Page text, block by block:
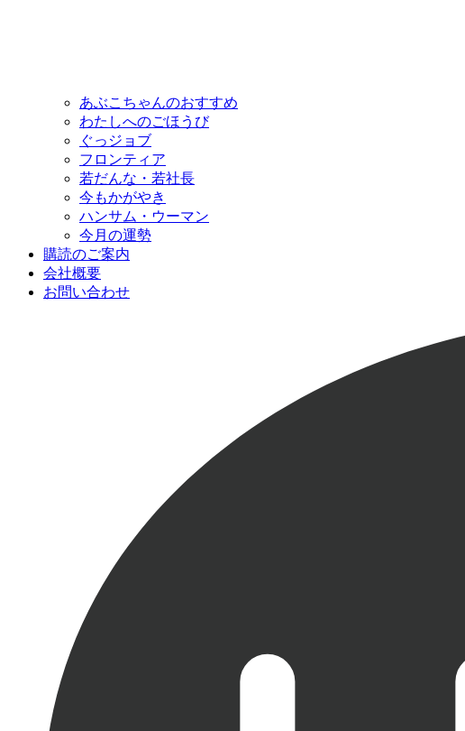
あぶこちゃんのおすすめ
わたしへのごほうび
ぐっジョブ
フロンティア
若だんな・若社長
今もかがやき
ハンサム・ウーマン
今月の運勢
購読のご案内
会社概要
お問い合わせ